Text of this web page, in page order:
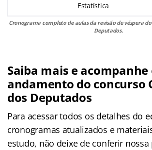
Estatística
Cronograma completo de aulas da revisão de véspera
Deputados.
Saiba mais e acompanhe
andamento do concurso
dos Deputados
Para acessar todos os detalhes do
cronogramas atualizados e
estudo, não deixe de conferir nossa